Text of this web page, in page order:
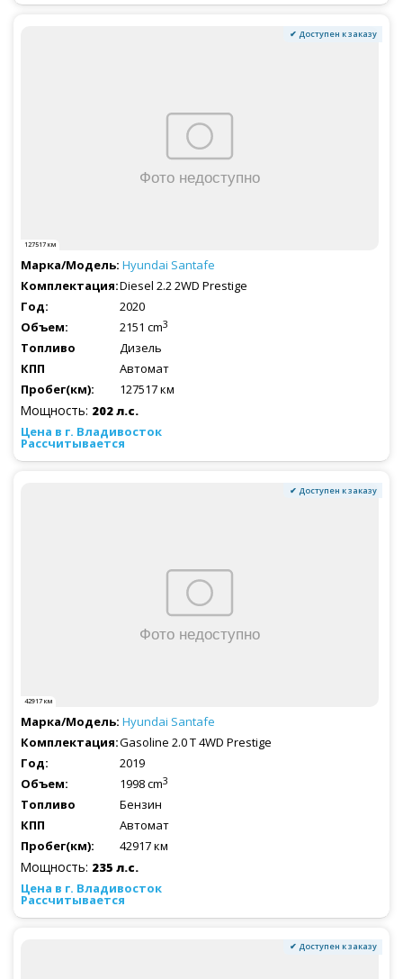
✔ Доступен к заказу
127517 км
Hyundai Santafe
Diesel 2.2 2WD Prestige
2020
2151 cm3
Дизель
Автомат
127517 км
Мощность: 202 л.с.
Рассчитывается
✔ Доступен к заказу
42917 км
Hyundai Santafe
Gasoline 2.0 T 4WD Prestige
2019
1998 cm3
Бензин
Автомат
42917 км
Мощность: 235 л.с.
Рассчитывается
✔ Доступен к заказу